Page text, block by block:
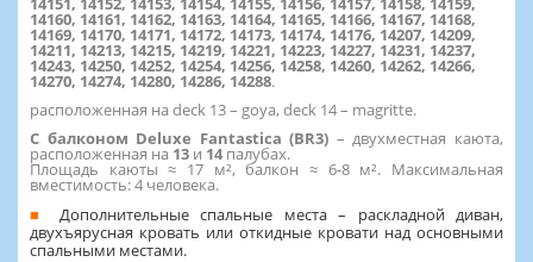
14160, 14161, 14162, 14163, 14164, 14165, 14166, 14167, 14168,
14169, 14170, 14171, 14172, 14173, 14174, 14176, 14207, 14209,
14211, 14213, 14215, 14219, 14221, 14223, 14227, 14231, 14237,
14243, 14250, 14252, 14254, 14256, 14258, 14260, 14262, 14266,
14270, 14274, 14280, 14286, 14288.
расположенная на deck 13 – goya, deck 14 – magritte.
С балконом Deluxe Fantastica (BR3) – двухместная каюта,
расположенная на 13 и 14палубах.
Площадь каюты ≈ 17 м², балкон ≈ 6-8 м². Максимальная
вместимость: 4 человека.
Дополнительные спальные места – раскладной диван,
двухъярусная кровать или откидные кровати над основными
спальными местами.